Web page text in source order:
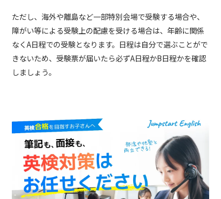
ただし、海外や離島など一部特別会場で受験する場合や、
障がい等による受験上の配慮を受ける場合は、年齢に関係
なくA日程での受験となります。日程は自分で選ぶことがで
きないため、受験票が届いたら必ずA日程かB日程かを確認
しましょう。